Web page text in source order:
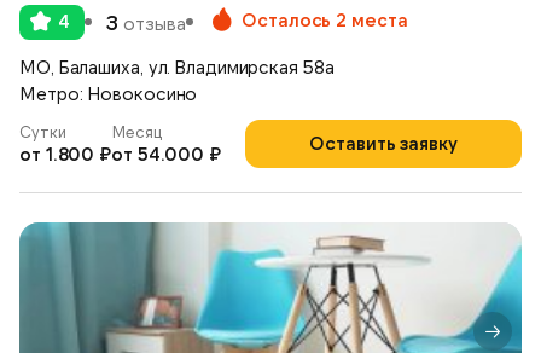
4 3 отзыва Осталось 2 места
МО, Балашиха, ул. Владимирская 58а
Метро: Новокосино
Оставить заявку
Сутки
от 1.800 ₽
Месяц
от 54.000 ₽